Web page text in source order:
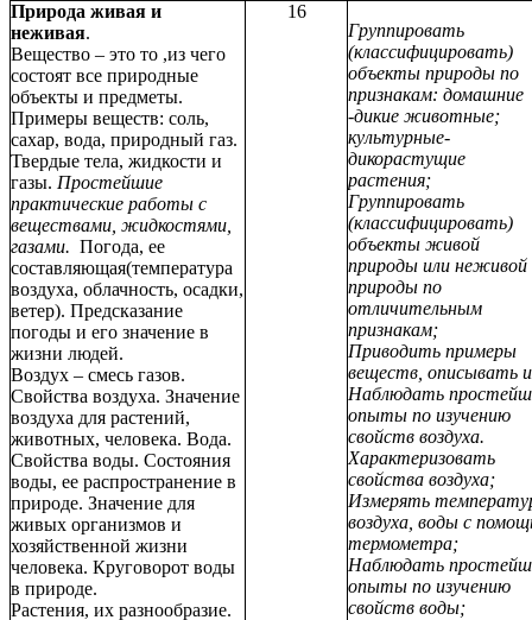
Природа живая и
неживая.
Вещество – это то ,из чего
состоят все природные
объекты и предметы.
Примеры веществ: соль,
сахар, вода, природный газ.
Твердые тела, жидкости и
газы. Простейшие
практические работы с
веществами, жидкостями,
газами. Погода, ее
составляющая(температура
воздуха, облачность, осадки,
ветер). Предсказание
погоды и его значение в
жизни людей.
Воздух – смесь газов.
Свойства воздуха. Значение
воздуха для растений,
животных, человека. Вода.
Свойства воды. Состояния
воды, ее распространение в
природе. Значение для
живых организмов и
хозяйственной жизни
человека. Круговорот воды
в природе.
Растения, их разнообразие.
16
Группировать
(классифицировать)
объекты природы по
признакам: домашние
-дикие животные;
культурные-
дикорастущие
растения;
Группировать
(классифицировать)
объекты живой
природы или неживой
природы по
отличительным
признакам;
Приводить примеры
веществ, описывать
Наблюдать
опыты по изучению
свойств воздуха.
Характеризовать
свойства воздуха;
Измерять
воздуха, воды с
термометра;
Наблюдать
опыты по изучению
свойств воды;